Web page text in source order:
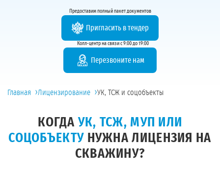
Предоставим полный пакет документов
Пригласить в тендер
Колл-центр на связи с 9:00 до 19:00
Перезвоните нам
Главная ›Лицензирование ›УК, ТСЖ и соцобъекты
КОГДА УК, ТСЖ, МУП ИЛИ
СОЦОБЪЕКТУ НУЖНА ЛИЦЕНЗИЯ НА
СКВАЖИНУ?